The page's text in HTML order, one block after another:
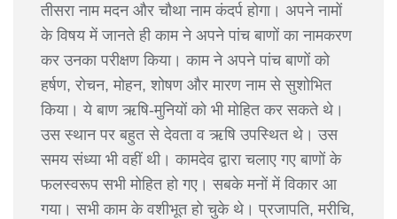
तीसरा नाम मदन और चौथा नाम कंदर्प होगा। अपने नामों
के विषय में जानते ही काम ने अपने पांच बाणों का नामकरण
कर उनका परीक्षण किया। काम ने अपने पांच बाणों को
हर्षण, रोचन, मोहन, शोषण और मारण नाम से सुशोभित
किया। ये बाण ऋषि-मुनियों को भी मोहित कर सकते थे।
उस स्थान पर बहुत से देवता व ऋषि उपस्थित थे। उस
समय संध्या भी वहीं थी। कामदेव द्वारा चलाए गए बाणों के
फलस्वरूप सभी मोहित हो गए। सबके मनों में विकार आ
गया। सभी काम के वशीभूत हो चुके थे। प्रजापति, मरीचि,